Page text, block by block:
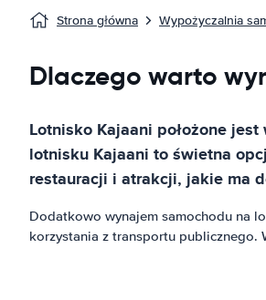
Strona główna Wypożyczalnia
Dlaczego warto
Lotnisko Kajaani położone
lotnisku Kajaani to świetna
restauracji i atrakcji, jakie ma
Dodatkowo wynajem samochodu na
korzystania z transportu publicznego.